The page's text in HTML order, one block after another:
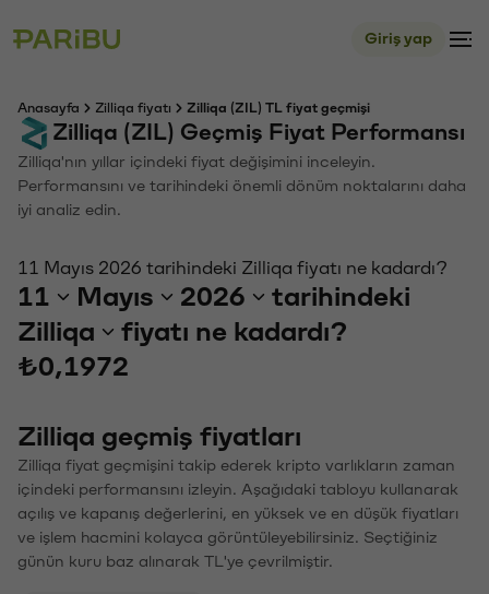
Giriş yap
Anasayfa Zilliqa fiyatı Zilliqa (ZIL) TL fiyat geçmişi
Zilliqa (ZIL) Geçmiş Fiyat Performansı
Zilliqa'nın yıllar içindeki fiyat değişimini inceleyin.
Performansını ve tarihindeki önemli dönüm noktalarını daha
iyi analiz edin.
11 Mayıs 2026 tarihindeki Zilliqa fiyatı ne kadardı?
11 Mayıs 2026
tarihindeki
Zilliqa
fiyatı ne kadardı?
₺0,1972
Zilliqa geçmiş fiyatları
Zilliqa fiyat geçmişini takip ederek kripto varlıkların zaman
içindeki performansını izleyin. Aşağıdaki tabloyu kullanarak
açılış ve kapanış değerlerini, en yüksek ve en düşük fiyatları
ve işlem hacmini kolayca görüntüleyebilirsiniz. Seçtiğiniz
günün kuru baz alınarak TL'ye çevrilmiştir.